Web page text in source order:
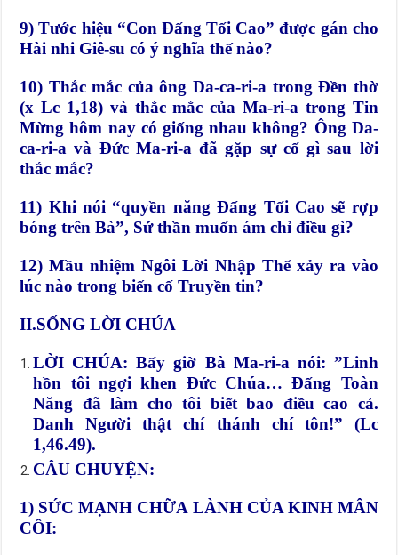
9) Tước hiệu “Con Đấng Tối Cao” được gán cho
Hài nhi Giê-su có ý nghĩa thế nào?
10) Thắc mắc của ông Da-ca-ri-a trong Đền thờ
(x Lc 1,18) và thắc mắc của Ma-ri-a trong Tin
Mừng hôm nay có giống nhau không? Ông Da-
ca-ri-a và Đức Ma-ri-a đã gặp sự cố gì sau lời
thắc mắc?
11) Khi nói “quyền năng Đấng Tối Cao sẽ rợp
bóng trên Bà”, Sứ thần muốn ám chỉ điều gì?
12) Mầu nhiệm Ngôi Lời Nhập Thể xảy ra vào
lúc nào trong biến cố Truyền tin?
II.SỐNG LỜI CHÚA
LỜI CHÚA: Bấy giờ Bà Ma-ri-a nói: ”Linh
hồn tôi ngợi khen Đức Chúa… Đấng Toàn
Năng đã làm cho tôi biết bao điều cao cả.
Danh Người thật chí thánh chí tôn!” (Lc
1,46.49).
CÂU CHUYỆN:
1) SỨC MẠNH CHỮA LÀNH CỦA KINH MÂN
CÔI: